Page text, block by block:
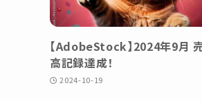
【AdobeStock】2024年9月
高記録達成！
2024-10-19